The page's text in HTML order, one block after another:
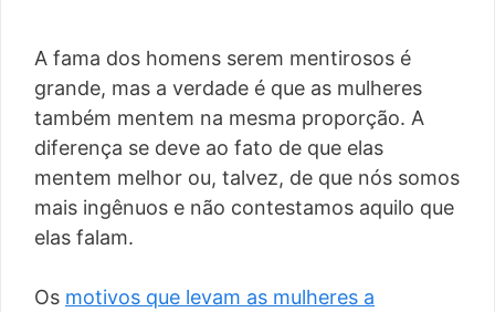
A fama dos homens serem mentirosos é
grande, mas a verdade é que as mulheres
também mentem na mesma proporção. A
diferença se deve ao fato de que elas
mentem melhor ou, talvez, de que nós somos
mais ingênuos e não contestamos aquilo que
elas falam.
Os motivos que levam as mulheres a